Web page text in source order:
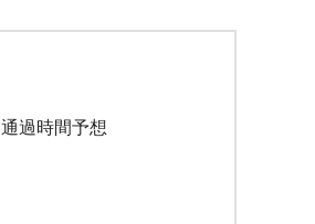
通過時間予想